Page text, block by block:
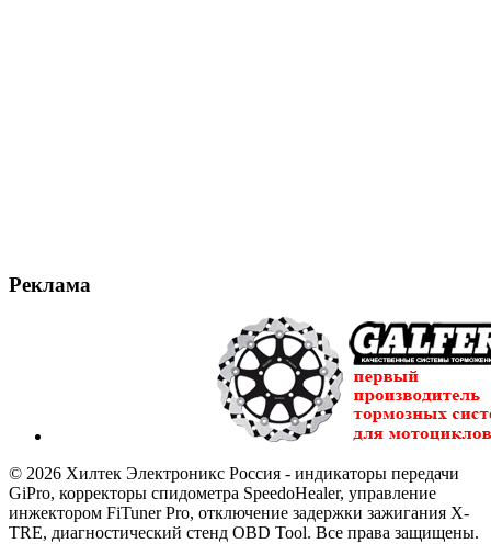
Реклама
© 2026 Хилтек Электроникс Россия - индикаторы передачи
GiPro, корректоры спидометра SpeedoHealer, управление
инжектором FiTuner Pro, отключение задержки зажигания X-
TRE, диагностический стенд OBD Tool. Все права защищены.